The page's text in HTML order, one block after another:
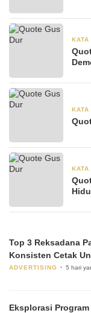
Top 3 Reksadana
Konsisten Cetak
ADVERTISING 5 hari
Eksplorasi